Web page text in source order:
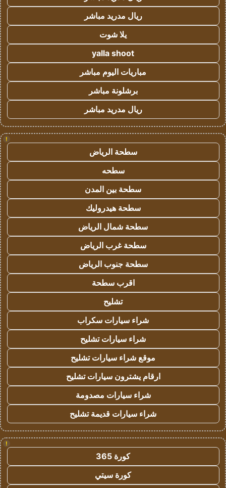
ريال مدريد مباشر
يلا شوت
yalla shoot
مباريات اليوم مباشر
برشلونة مباشر
ريال مدريد مباشر
!
سطحة الرياض
سطحه
سطحة بين المدن
سطحة هيدروليك
سطحة شمال الرياض
سطحة غرب الرياض
سطحة جنوب الرياض
اقرب سطحة
تشليح
شراء سيارات سكراب
شراء سيارات تشليح
موقع شراء سيارات تشليح
ارقام يشترون سيارات تشليح
شراء سيارات مصدومة
شراء سيارات قديمة تشليح
!
كورة 365
كورة سيتي